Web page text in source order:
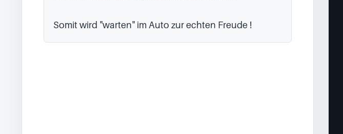
Somit wird "warten" im Auto zur echten Freude !